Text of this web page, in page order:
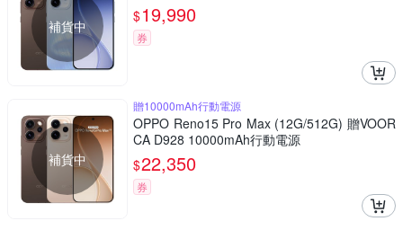
補貨中
$19,990
券
補貨中
贈10000mAh行動電源
OPPO Reno15 Pro Max (12G/512G) 贈VOOR
CA D928 10000mAh行動電源
$22,350
券